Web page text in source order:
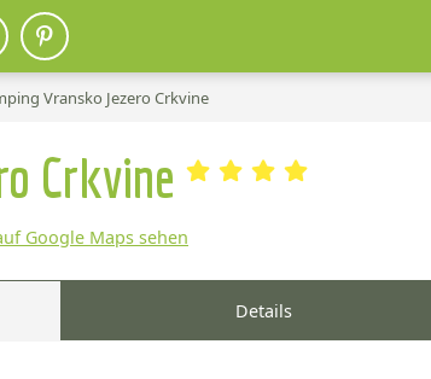
Vransko Jezero Crkvine
Crkvine
Google Maps sehen
Details